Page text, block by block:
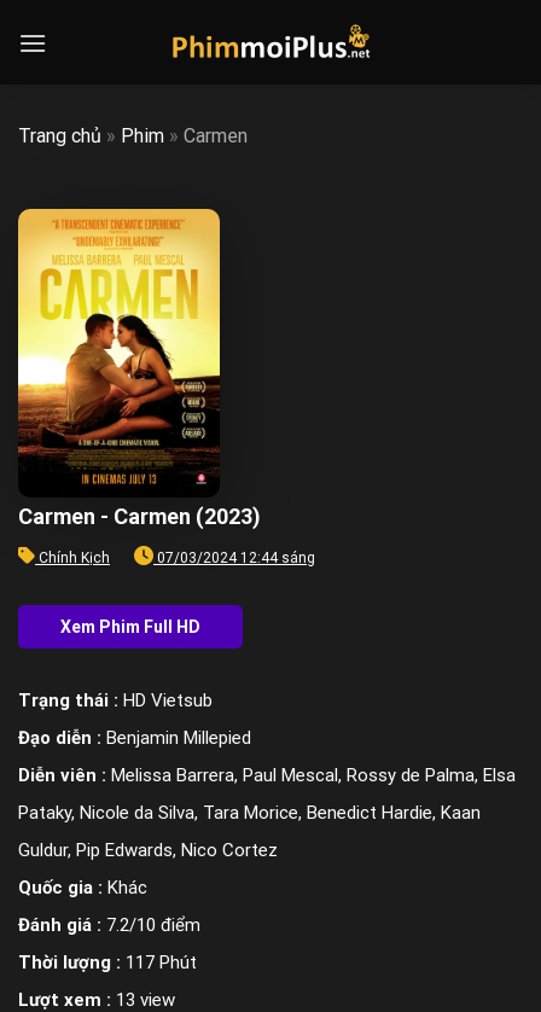
Trang chủ » Phim » Carmen
Carmen - Carmen (2023)
Chính Kịch 07/03/2024 12:44 sáng
Trạng thái : HD Vietsub
Đạo diễn : Benjamin Millepied
Diễn viên : Melissa Barrera, Paul Mescal, Rossy de Palma, Elsa
Pataky, Nicole da Silva, Tara Morice, Benedict Hardie, Kaan
Guldur, Pip Edwards, Nico Cortez
Quốc gia : Khác
Đánh giá : 7.2/10 điểm
Thời lượng : 117 Phút
Lượt xem : 13 view